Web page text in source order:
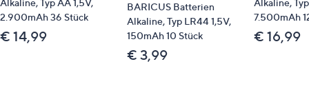
2.900mAh 36 Stück
€ 14,99
BARICUS Batterien
Alkaline, Typ LR44 1,5V,
150mAh 10 Stück
€ 3,99
7.500mAh
€ 16,99